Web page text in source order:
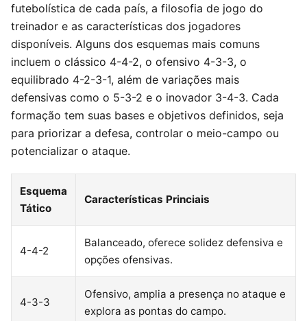
futebolística de cada país, a filosofia de jogo do
treinador e as características dos jogadores
disponíveis. Alguns dos esquemas mais comuns
incluem o clássico 4-4-2, o ofensivo 4-3-3, o
equilibrado 4-2-3-1, além de variações mais
defensivas como o 5-3-2 e o inovador 3-4-3. Cada
formação tem suas bases e objetivos definidos, seja
para priorizar a defesa, controlar o meio-campo ou
potencializar o ataque.
Esquema
Tático
Características Princiais
4-4-2
Balanceado, oferece solidez defensiva e
opções ofensivas.
4-3-3
Ofensivo, amplia a presença no ataque e
explora as pontas do campo.